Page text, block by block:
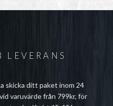
LEVERANS
skicka ditt paket inom 24
varuvärde från 799kr, för